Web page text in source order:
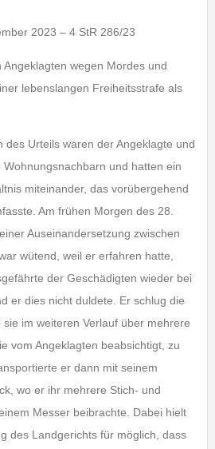
2023 – 4 StR 286/23
wegen Mordes und
lebenslangen Freiheitsstrafe als
des Urteils waren der Angeklagte und
und hatten ein
miteinander, das vorübergehend
Am frühen Morgen des 28.
Auseinandersetzung zwischen
wütend, weil er erfahren hatte,
der Geschädigten wieder bei
er dies nicht duldete. Er schlug die
im weiteren Verlauf über mehrere
vom Angeklagten beabsichtigt, zu
er dann mit seinem
wo er ihr mehrere Stich- und
Messer beibrachte. Dabei hielt
des Landgerichts für möglich, dass